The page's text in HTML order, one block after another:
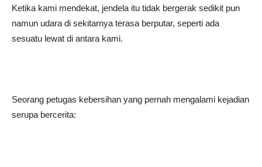
Ketika kami mendekat, jendela itu tidak bergerak sedikit pun
namun udara di sekitarnya terasa berputar, seperti ada
sesuatu lewat di antara kami.
Seorang petugas kebersihan yang pernah mengalami kejadian
serupa bercerita: